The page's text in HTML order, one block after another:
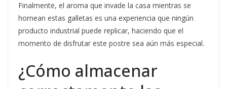
Finalmente, el aroma que invade la casa mientras se
hornean estas galletas es una experiencia que ningún
producto industrial puede replicar, haciendo que el
momento de disfrutar este postre sea aún más especial.
¿Cómo almacenar